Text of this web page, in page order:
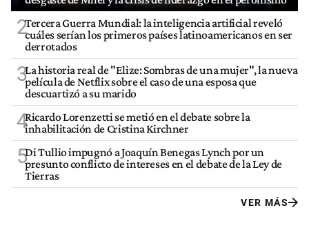
2Tercera Guerra Mundial: la inteligencia artificial reveló
cuáles serían los primeros países latinoamericanos en ser
derrotados
3La historia real de "Elize: Sombras de una mujer", la nueva
película de Netflix sobre el caso de una esposa que
descuartizó a su marido
4Ricardo Lorenzetti se metió en el debate sobre la
inhabilitación de Cristina Kirchner
5Di Tullio impugnó a Joaquín Benegas Lynch por un
presunto conflicto de intereses en el debate de la Ley de
Tierras
VER MÁS